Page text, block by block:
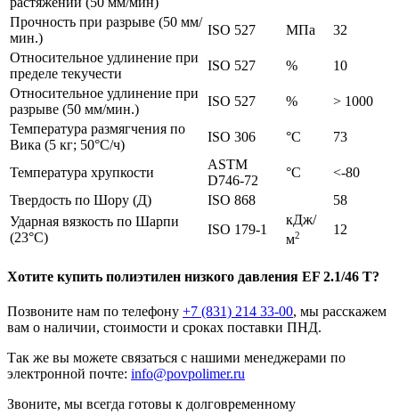
Прочность при разрыве (50 мм/
мин.)
ISO 527 МПа
32
Относительное удлинение при
пределе текучести
ISO 527 %
10
Относительное удлинение при
разрыве (50 мм/мин.)
ISO 527 %
> 1000
Температура размягчения по
Вика (5 кг; 50°C/ч)
ISO 306 °C 73
Температура хрупкости
ASTM
D746-72
°C
<-80
Твердость по Шору (Д)
ISO 868
58
Ударная вязкость по Шарпи
(23°C)
ISO 179-1
кДж/
м2 12
Хотите купить полиэтилен низкого давления EF 2.1/46 T?
Позвоните нам по телефону +7 (831) 214 33-00, мы расскажем
вам о наличии, стоимости и сроках поставки ПНД.
Так же вы можете связаться с нашими менеджерами по
электронной почте: info@povpolimer.ru
Звоните, мы всегда готовы к долговременному